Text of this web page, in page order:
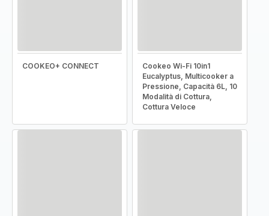
COOKEO+ CONNECT
Cookeo Wi-Fi 10in1
Eucalyptus, Multicooker a
Pressione, Capacità 6L, 10
Modalità di Cottura,
Cottura Veloce